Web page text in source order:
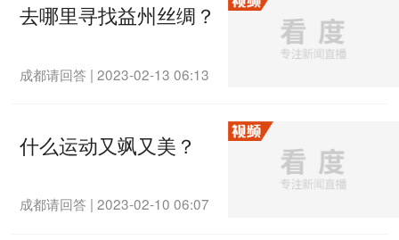
去哪里寻找益州丝绸？
成都请回答 |2023-02-13 06:13
什么运动又飒又美？
成都请回答 |2023-02-10 06:07